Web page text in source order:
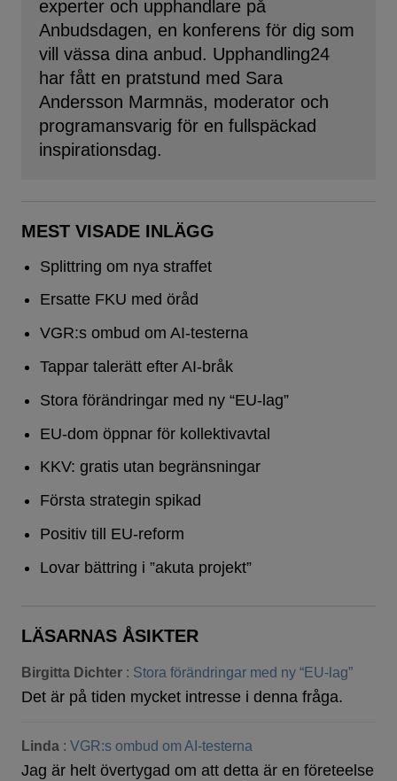
experter och upphandlare på
Anbudsdagen, en konferens för dig som
vill vässa dina anbud. Upphandling24
har fått en pratstund med Sara
Andersson Marmnäs, moderator och
programansvarig för en fullspäckad
inspirationsdag.
MEST VISADE INLÄGG
Splittring om nya straffet
Ersatte FKU med öråd
VGR:s ombud om AI-testerna
Tappar talerätt efter AI-bråk
Stora förändringar med ny “EU-lag”
EU-dom öppnar för kollektivavtal
KKV: gratis utan begränsningar
Första strategin spikad
Positiv till EU-reform
Lovar bättring i ”akuta projekt”
LÄSARNAS ÅSIKTER
Birgitta Dichter : Stora förändringar med ny “EU-lag”
Det är på tiden mycket intresse i denna fråga.
Linda : VGR:s ombud om AI-testerna
Jag är helt övertygad om att detta är en företeelse